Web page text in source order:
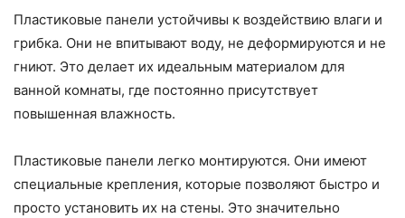
Пластиковые панели устойчивы к воздействию влаги и
грибка. Они не впитывают воду, не деформируются и не
гниют. Это делает их идеальным материалом для
ванной комнаты, где постоянно присутствует
повышенная влажность.
Пластиковые панели легко монтируются. Они имеют
специальные крепления, которые позволяют быстро и
просто установить их на стены. Это значительно